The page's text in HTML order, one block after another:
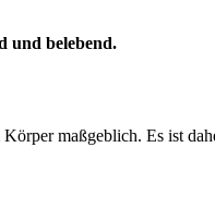
und belebend.
maßgeblich. Es ist